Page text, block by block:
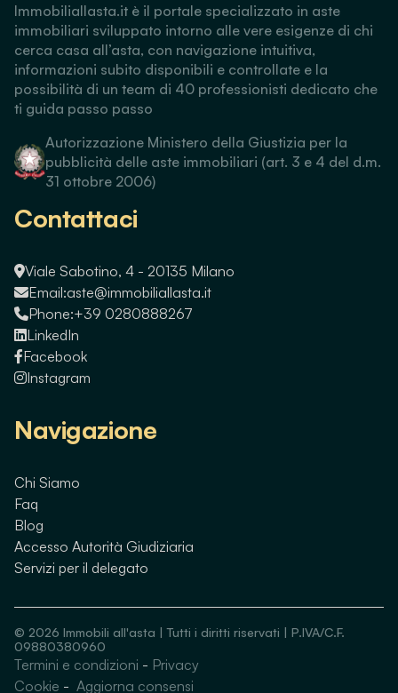
Guarda immobili simili
Immobiliallasta.it è il portale specializzato in aste
immobiliari sviluppato intorno alle vere esigenze di chi
cerca casa all’asta, con navigazione intuitiva,
informazioni subito disponibili e controllate e la
possibilità di un team di 40 professionisti dedicato che
ti guida passo passo
Autorizzazione Ministero della Giustizia per la
pubblicità delle aste immobiliari (art. 3 e 4 del d.m.
31 ottobre 2006)
Contattaci
Viale Sabotino, 4 - 20135 Milano
Email:aste@immobiliallasta.it
Phone:+39 0280888267
LinkedIn
Facebook
Instagram
Navigazione
Chi Siamo
Faq
Blog
Accesso Autorità Giudiziaria
Servizi per il delegato
© 2026 Immobili all'asta | Tutti i diritti riservati | P.IVA/C.F.
09880380960
Termini e condizioni - Privacy
Cookie - Aggiorna consensi